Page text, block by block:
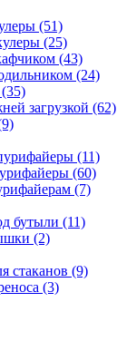
(51)
(25)
(43)
(24)
загрузкой (62)
(11)
(60)
(7)
бутыли (11)
(2)
стаканов (9)
(3)